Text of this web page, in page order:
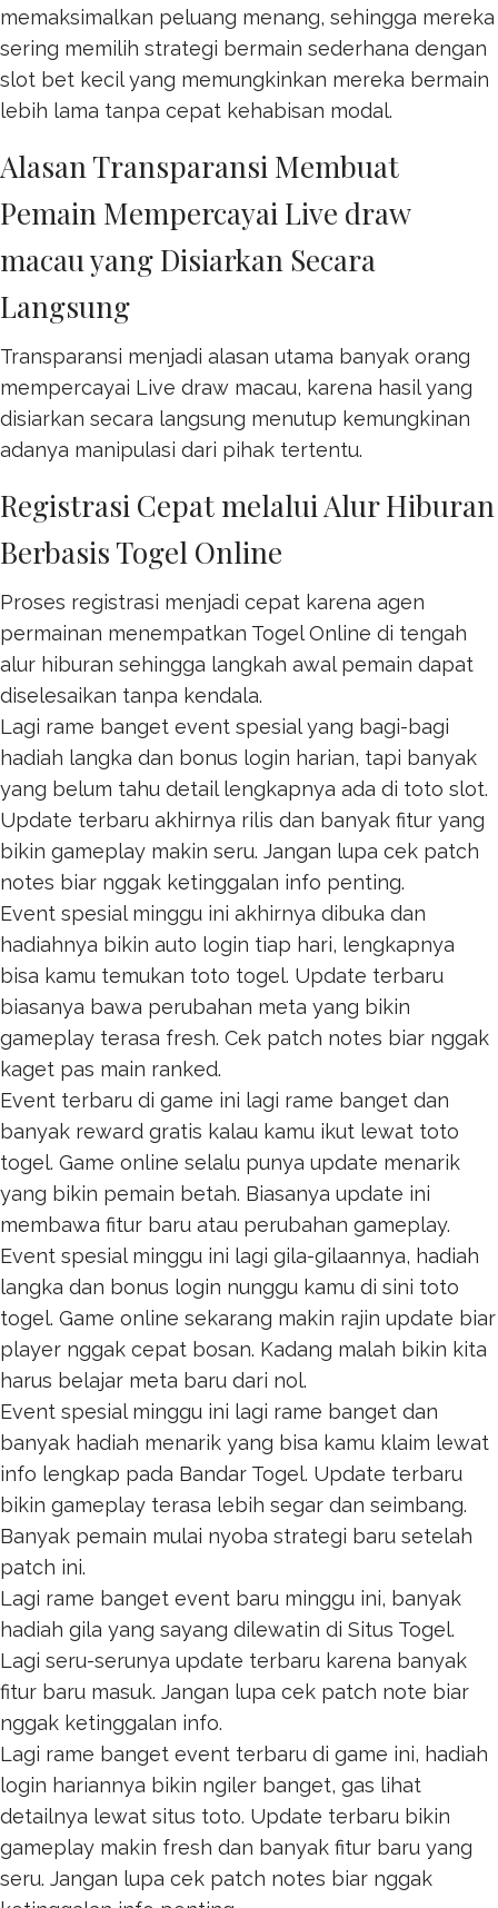
memaksimalkan peluang menang, sehingga mereka
sering memilih strategi bermain sederhana dengan
slot bet kecilyang memungkinkan mereka bermain
lebih lama tanpa cepat kehabisan modal.
Alasan Transparansi Membuat
Pemain Mempercayai Live draw
macau yang Disiarkan Secara
Langsung
Transparansi menjadi alasan utama banyak orang
mempercayai Live draw macau, karena hasil yang
disiarkan secara langsung menutup kemungkinan
adanya manipulasi dari pihak tertentu.
Registrasi Cepat melalui Alur Hiburan
Berbasis Togel Online
Proses registrasi menjadi cepat karena agen
permainan menempatkan Togel Online di tengah
alur hiburan sehingga langkah awal pemain dapat
diselesaikan tanpa kendala.
Lagi rame banget event spesial yang bagi-bagi
hadiah langka dan bonus login harian, tapi banyak
yang belum tahu detail lengkapnya ada di toto slot.
Update terbaru akhirnya rilis dan banyak fitur yang
bikin gameplay makin seru. Jangan lupa cek patch
notes biar nggak ketinggalan info penting.
Event spesial minggu ini akhirnya dibuka dan
hadiahnya bikin auto login tiap hari, lengkapnya
bisa kamu temukan toto togel. Update terbaru
biasanya bawa perubahan meta yang bikin
gameplay terasa fresh. Cek patch notes biar nggak
kaget pas main ranked.
Event terbaru di game ini lagi rame banget dan
banyak reward gratis kalau kamu ikut lewat toto
togel. Game online selalu punya update menarik
yang bikin pemain betah. Biasanya update ini
membawa fitur baru atau perubahan gameplay.
Event spesial minggu ini lagi gila-gilaannya, hadiah
langka dan bonus login nunggu kamu di sini toto
togel. Game online sekarang makin rajin update biar
player nggak cepat bosan. Kadang malah bikin kita
harus belajar meta baru dari nol.
Event spesial minggu ini lagi rame banget dan
banyak hadiah menarik yang bisa kamu klaim lewat
info lengkap pada Bandar Togel. Update terbaru
bikin gameplay terasa lebih segar dan seimbang.
Banyak pemain mulai nyoba strategi baru setelah
patch ini.
Lagi rame banget event baru minggu ini, banyak
hadiah gila yang sayang dilewatin di Situs Togel.
Lagi seru-serunya update terbaru karena banyak
fitur baru masuk. Jangan lupa cek patch note biar
nggak ketinggalan info.
Lagi rame banget event terbaru di game ini, hadiah
login hariannya bikin ngiler banget, gas lihat
detailnya lewat situs toto. Update terbaru bikin
gameplay makin fresh dan banyak fitur baru yang
seru. Jangan lupa cek patch notes biar nggak